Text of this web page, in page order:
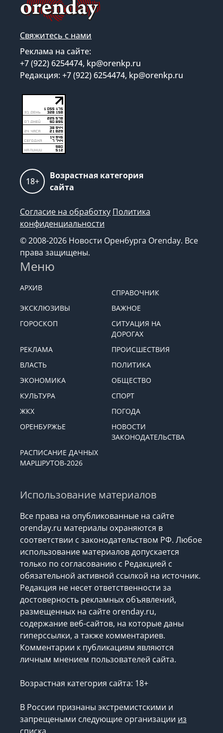
Свяжитесь с нами
Реклама на сайте:
+7 (922) 6254474, kp@orenkp.ru
Редакция: +7 (922) 6254474, kp@orenkp.ru
18+
Возрастная категория
сайта
Согласие на обработку Политика
конфиденциальности
© 2008-2026 Новости Оренбурга Orenday. Все
права защищены.
Меню
АРХИВ
СПРАВОЧНИК
ЭКСКЛЮЗИВЫ
ВАЖНОЕ
ГОРОСКОП
СИТУАЦИЯ НА
ДОРОГАХ
РЕКЛАМА
ПРОИСШЕСТВИЯ
ВЛАСТЬ
ПОЛИТИКА
ЭКОНОМИКА
ОБЩЕСТВО
КУЛЬТУРА
СПОРТ
ЖКХ
ПОГОДА
ОРЕНБУРЖЬЕ
НОВОСТИ
ЗАКОНОДАТЕЛЬСТВА
РАСПИСАНИЕ ДАЧНЫХ
МАРШРУТОВ-2026
Использование материалов
Все права на опубликованные на сайте
orenday.ru материалы охраняются в
соответствии с законодательством РФ. Любое
использование материалов допускается
только по согласованию с Редакцией с
обязательной активной ссылкой на источник.
Редакция не несет ответственности за
достоверность рекламных объявлений,
размещенных на сайте orenday.ru,
содержание веб-сайтов, на которые даны
гиперссылки, а также комментариев.
Комментарии к публикациям являются
личным мнением пользователей сайта.
Возрастная категория сайта: 18+
В России признаны экстремистскими и
запрещеными следующие организации из